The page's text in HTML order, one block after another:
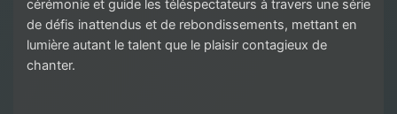
cérémonie et guide les téléspectateurs à travers une série
de défis inattendus et de rebondissements, mettant en
lumière autant le talent que le plaisir contagieux de
chanter.